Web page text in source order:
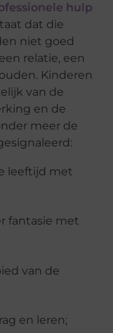
hulp
dat die
niet goed
relatie, een
Kinderen
van de
en de
meer de
leeftijd met
fantasie met
van de
en leren;